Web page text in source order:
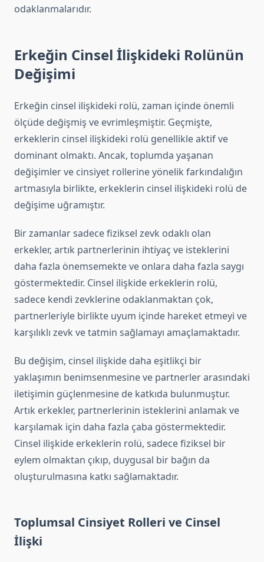
odaklanmalarıdır.
Erkeğin Cinsel İlişkideki Rolünün
Değişimi
Erkeğin cinsel ilişkideki rolü, zaman içinde önemli
ölçüde değişmiş ve evrimleşmiştir. Geçmişte,
erkeklerin cinsel ilişkideki rolü genellikle aktif ve
dominant olmaktı. Ancak, toplumda yaşanan
değişimler ve cinsiyet rollerine yönelik farkındalığın
artmasıyla birlikte, erkeklerin cinsel ilişkideki rolü de
değişime uğramıştır.
Bir zamanlar sadece fiziksel zevk odaklı olan
erkekler, artık partnerlerinin ihtiyaç ve isteklerini
daha fazla önemsemekte ve onlara daha fazla saygı
göstermektedir. Cinsel ilişkide erkeklerin rolü,
sadece kendi zevklerine odaklanmaktan çok,
partnerleriyle birlikte uyum içinde hareket etmeyi ve
karşılıklı zevk ve tatmin sağlamayı amaçlamaktadır.
Bu değişim, cinsel ilişkide daha eşitlikçi bir
yaklaşımın benimsenmesine ve partnerler arasındaki
iletişimin güçlenmesine de katkıda bulunmuştur.
Artık erkekler, partnerlerinin isteklerini anlamak ve
karşılamak için daha fazla çaba göstermektedir.
Cinsel ilişkide erkeklerin rolü, sadece fiziksel bir
eylem olmaktan çıkıp, duygusal bir bağın da
oluşturulmasına katkı sağlamaktadır.
Toplumsal Cinsiyet Rolleri ve Cinsel
İlişki